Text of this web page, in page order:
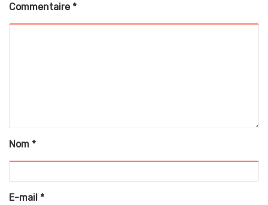
Commentaire *
Nom *
E-mail *